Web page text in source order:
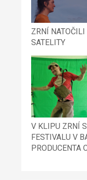
ZRNÍ
SATELITY
V KLIPU ZRNÍ
FESTIVALU V
PRODUCENTA